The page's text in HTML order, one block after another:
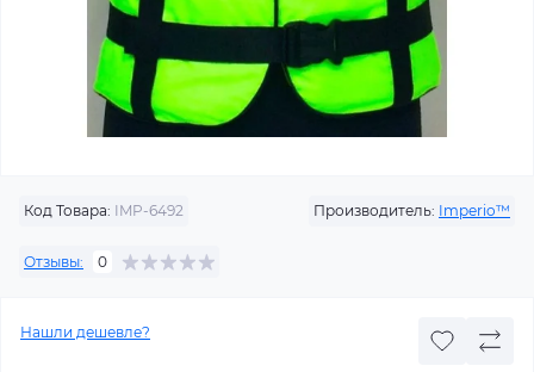
Код Товара: IMP-6492 Производитель: Imperio™
Отзывы: 0
Нашли дешевле?